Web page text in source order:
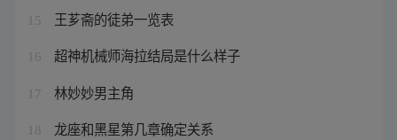
15 王芗斋的徒弟一览表
16 超神机械师海拉结局是什么样子
17 林妙妙男主角
18 龙座和黑星第几章确定关系